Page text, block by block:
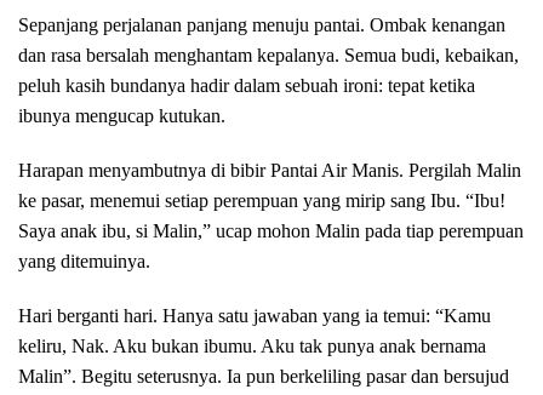
Sepanjang perjalanan panjang menuju pantai. Ombak kenangan
dan rasa bersalah menghantam kepalanya. Semua budi, kebaikan,
peluh kasih bundanya hadir dalam sebuah ironi: tepat ketika
ibunya mengucap kutukan.
Harapan menyambutnya di bibir Pantai Air Manis. Pergilah Malin
ke pasar, menemui setiap perempuan yang mirip sang Ibu. “Ibu!
Saya anak ibu, si Malin,” ucap mohon Malin pada tiap perempuan
yang ditemuinya.
Hari berganti hari. Hanya satu jawaban yang ia temui: “Kamu
keliru, Nak. Aku bukan ibumu. Aku tak punya anak bernama
Malin”. Begitu seterusnya. Ia pun berkeliling pasar dan bersujud